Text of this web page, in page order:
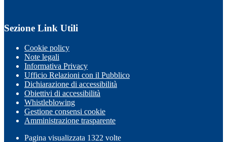
Sezione Link Utili
Cookie policy
Note legali
Informativa Privacy
Ufficio Relazioni con il Pubblico
Dichiarazione di accessibilità
Obiettivi di accessibilità
Whistleblowing
Gestione consensi cookie
Amministrazione trasparente
Pagina visualizzata 1322 volte